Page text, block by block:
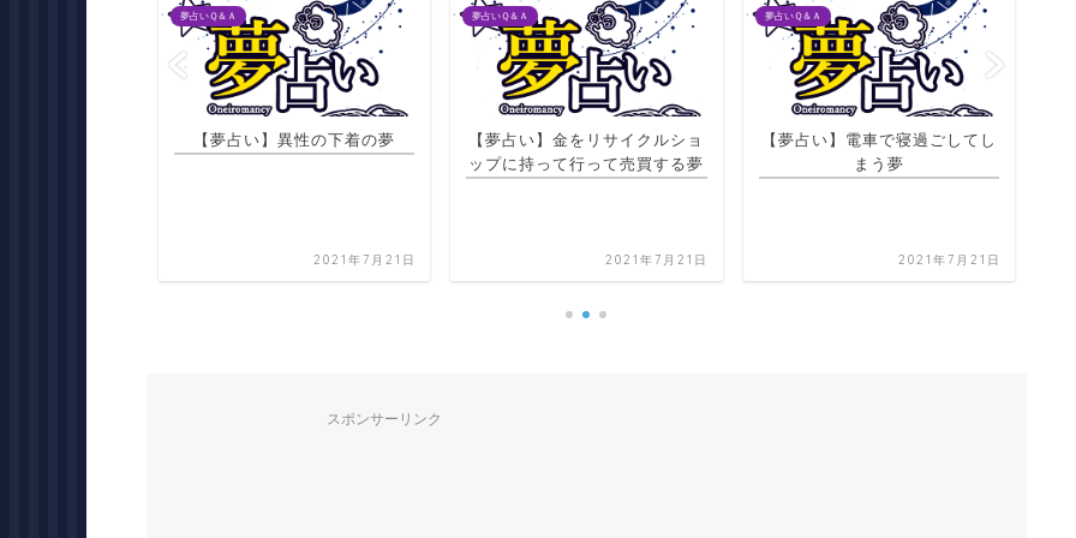
夢占いＱ＆Ａ
【夢占い】金をリサイクルショ
2021年7月21日
夢占いＱ＆Ａ
【夢占い】電車で寝過ごしてし
まう夢
2021年7月21日
夢占いＱ＆Ａ
【夢占い】異性の下着の夢
2021年7月21日
スポンサーリンク